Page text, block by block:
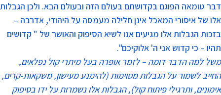
דבר טומאה הפוגם בקדושתם בעולם הזה ובעולם הבא. ולכן הגבלות
אלו של איסורי המאכל אינן חלילה מעמסה על היהודי, אדרבה –
בזכות הגבלות אלו מגיעים אנו לשיא הסיפוק והאושר של " קדושים
תהיו – כי קדוש אני ה' אלוקיכם".
משל למה הדבר דומה – לזמר אופרה בעל מיתרי קול נפלאים,
החייב לשמור על הגבלות מסוימות (להימנע מעישון, משקאות-קרים,
אימונים, ותרגילי פיתוח קול), הגבלות אלו נשמרות על ידו בסיפוק